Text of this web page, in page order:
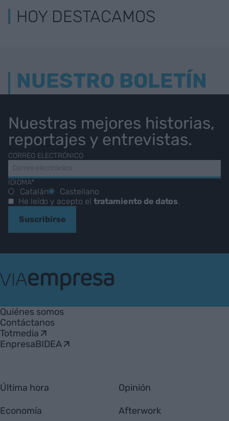
HOY DESTACAMOS
NUESTRO BOLETÍN
Nuestras mejores historias,
reportajes y entrevistas.
CORREO ELECTRÓNICO
IDIOMA*
Catalán
Castellano
He leído y acepto el tratamiento de datos.
Suscribirse
Empresa
Quiénes somos
Contáctanos
Totmedia
EnpresaBIDEA
Última hora
Economía
Opinión
Afterwork